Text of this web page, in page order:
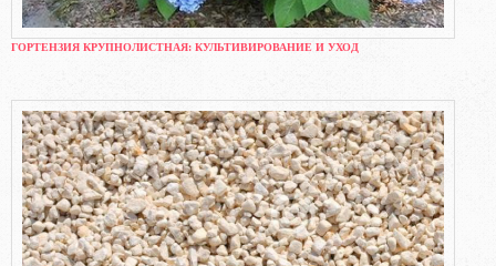
ГОРТЕНЗИЯ КРУПНОЛИСТНАЯ: КУЛЬТИВИРОВАНИЕ И УХОД